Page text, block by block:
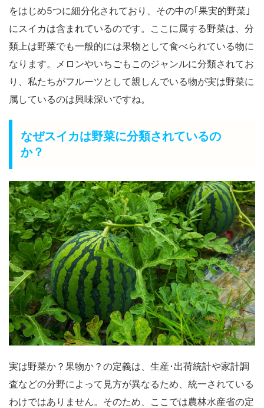
をはじめ5つに細分化されており、その中の｢果実的野菜｣
にスイカは含まれているのです。ここに属する野菜は、分
類上は野菜でも一般的には果物として食べられている物に
なります。メロンやいちごもこのジャンルに分類されてお
り、私たちがフルーツとして親しんでいる物が実は野菜に
属しているのは興味深いですね。
なぜスイカは野菜に分類されているの
か？
実は野菜か？果物か？の定義は、生産･出荷統計や家計調
査などの分野によって見方が異なるため、統一されている
わけではありません。そのため、ここでは農林水産省の定